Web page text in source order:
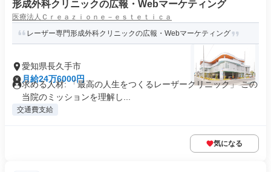
形成外科クリニックの広報・Webマーケティング
医療法人Ｃｒｅａｚｉｏｎｅ－ｅｓｔｅｔｉｃａ
レーザー専門形成外科クリニックの広報・Webマーケティング
愛知県長久手市
月給24万6000円
求める人材: 「最高の人生をつくるレーザークリニック」 この
当院のミッションを理解し...
交通費支給
気になる